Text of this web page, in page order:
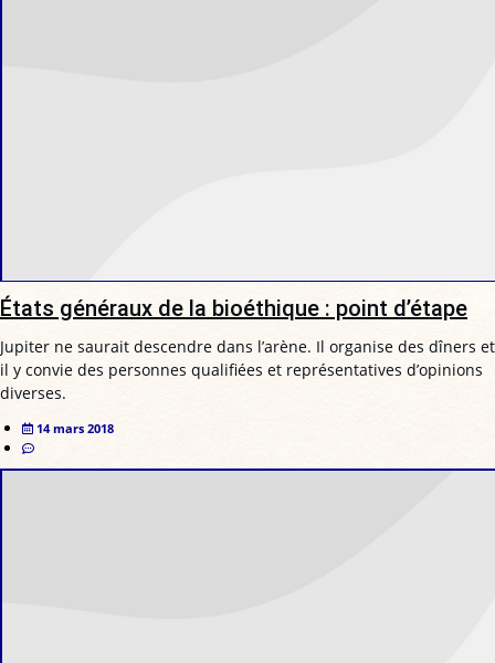
États généraux de la bioéthique : point d’étape
Jupiter ne saurait descendre dans l’arène. Il organise des dîners et
il y convie des personnes qualifiées et représentatives d’opinions
diverses.
14 mars 2018